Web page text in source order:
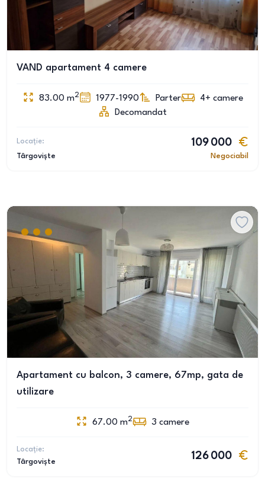
VAND apartament 4 camere
83.00 m2 1977-1990 Parter 4+ camere
Decomandat
Locație:
Târgoviște
109 000
Negociabil
Apartament cu balcon, 3 camere, 67mp, gata de
utilizare
67.00 m2 3 camere
Locație:
Târgoviște
126 000